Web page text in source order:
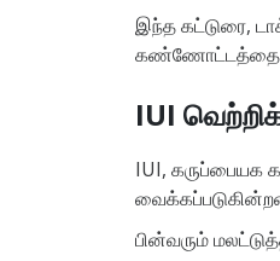
இந்த கட்டுரை,
கண்ணோட்டத்தை
IUI
IUI, கருப்பையக
பின்வரும்